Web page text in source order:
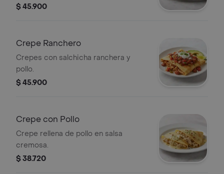
$ 45.900
Crepe Ranchero
Crepes con salchicha ranchera y
pollo.
$ 45.900
Crepe con Pollo
Crepe rellena de pollo en salsa
cremosa.
$ 38.720